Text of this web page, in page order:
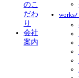
works
のこ
だわ
り
会社
案内